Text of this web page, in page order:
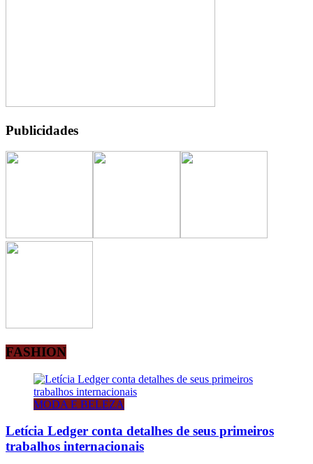
Publicidades
FASHION
MODA E BELEZA
Letícia Ledger conta detalhes de seus primeiros
trabalhos internacionais